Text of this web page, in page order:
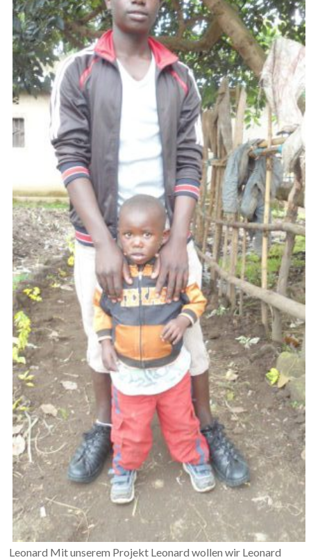
Leonard Mit unserem Projekt Leonard wollen wir Leonard